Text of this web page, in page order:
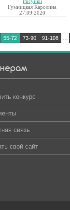
Рисунки
Гумницкая Каролина
27.09.2020
55-72 73-90 91-108 ...
конкурс
связь
свой сайт